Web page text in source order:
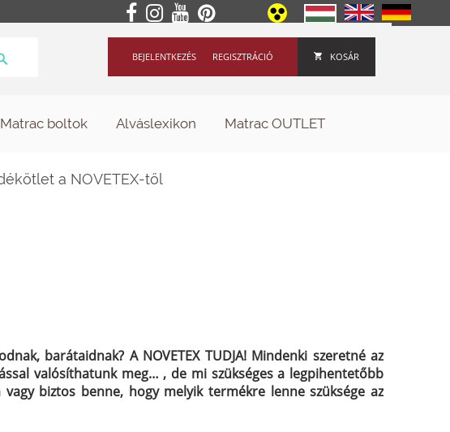
KOSÁR
REGISZTRÁCIÓ
BEJELENTKEZÉS
Matrac boltok Alváslexikon Matrac OUTLET
a NOVETEX-től
barátaidnak? A NOVETEX TUDJA! Mindenki szeretné az
valósíthatunk meg… , de mi szükséges a legpihentetőbb
vagy biztos benne, hogy melyik termékre lenne szüksége az